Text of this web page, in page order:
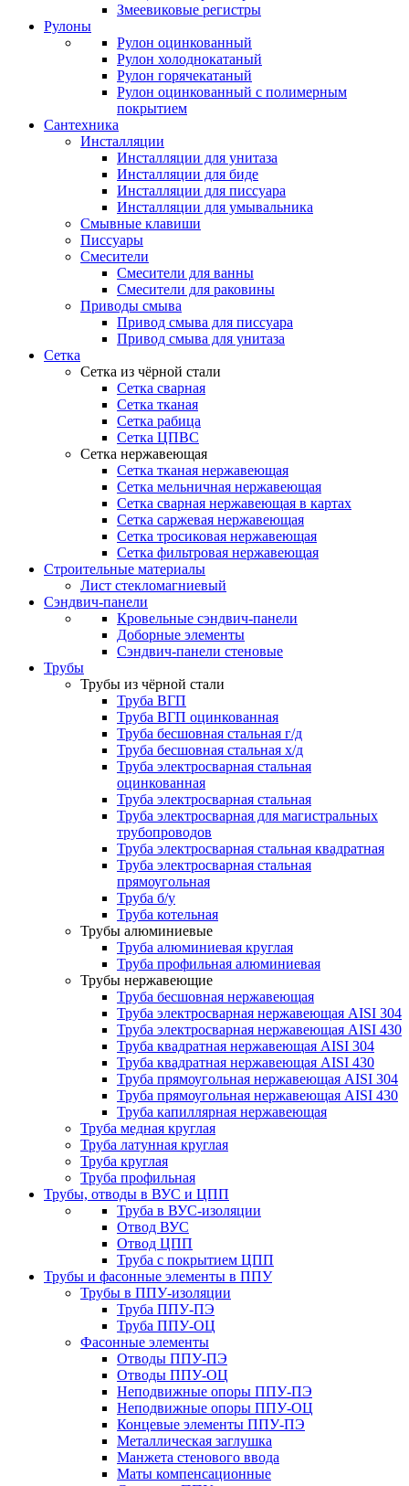
Змеевиковые регистры
Рулоны
Рулон оцинкованный
Рулон холоднокатаный
Рулон горячекатаный
Рулон оцинкованный с полимерным
покрытием
Сантехника
Инсталляции
Инсталляции для унитаза
Инсталляции для биде
Инсталляции для писсуара
Инсталляции для умывальника
Смывные клавиши
Писсуары
Смесители
Смесители для ванны
Смесители для раковины
Приводы смыва
Привод смыва для писсуара
Привод смыва для унитаза
Сетка
Сетка из чёрной стали
Сетка сварная
Сетка тканая
Сетка рабица
Сетка ЦПВС
Сетка нержавеющая
Сетка тканая нержавеющая
Сетка мельничная нержавеющая
Сетка сварная нержавеющая в картах
Сетка саржевая нержавеющая
Сетка тросиковая нержавеющая
Сетка фильтровая нержавеющая
Строительные материалы
Лист стекломагниевый
Сэндвич-панели
Кровельные сэндвич-панели
Доборные элементы
Сэндвич-панели стеновые
Трубы
Трубы из чёрной стали
Труба ВГП
Труба ВГП оцинкованная
Труба бесшовная стальная г/д
Труба бесшовная стальная х/д
Труба электросварная стальная
оцинкованная
Труба электросварная стальная
Труба электросварная для магистральных
трубопроводов
Труба электросварная стальная квадратная
Труба электросварная стальная
прямоугольная
Труба б/у
Труба котельная
Трубы алюминиевые
Труба алюминиевая круглая
Труба профильная алюминиевая
Трубы нержавеющие
Труба бесшовная нержавеющая
Труба электросварная нержавеющая AISI 304
Труба электросварная нержавеющая AISI 430
Труба квадратная нержавеющая AISI 304
Труба квадратная нержавеющая AISI 430
Труба прямоугольная нержавеющая AISI 304
Труба прямоугольная нержавеющая AISI 430
Труба капиллярная нержавеющая
Труба медная круглая
Труба латунная круглая
Труба круглая
Труба профильная
Трубы, отводы в ВУС и ЦПП
Труба в ВУС-изоляции
Отвод ВУС
Отвод ЦПП
Труба с покрытием ЦПП
Трубы и фасонные элементы в ППУ
Трубы в ППУ-изоляции
Труба ППУ-ПЭ
Труба ППУ-ОЦ
Фасонные элементы
Отводы ППУ-ПЭ
Отводы ППУ-ОЦ
Неподвижные опоры ППУ-ПЭ
Неподвижные опоры ППУ-ОЦ
Концевые элементы ППУ-ПЭ
Металлическая заглушка
Манжета стенового ввода
Маты компенсационные